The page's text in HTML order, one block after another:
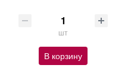
шт
В корзину